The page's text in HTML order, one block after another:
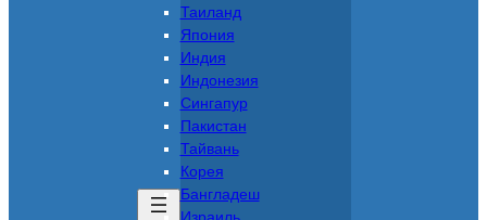
Таиланд
Япония
Индия
Индонезия
Сингапур
Пакистан
Тайвань
Корея
Бангладеш